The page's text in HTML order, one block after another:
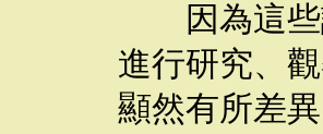
因為這些
進行研究、
顯然有所差異